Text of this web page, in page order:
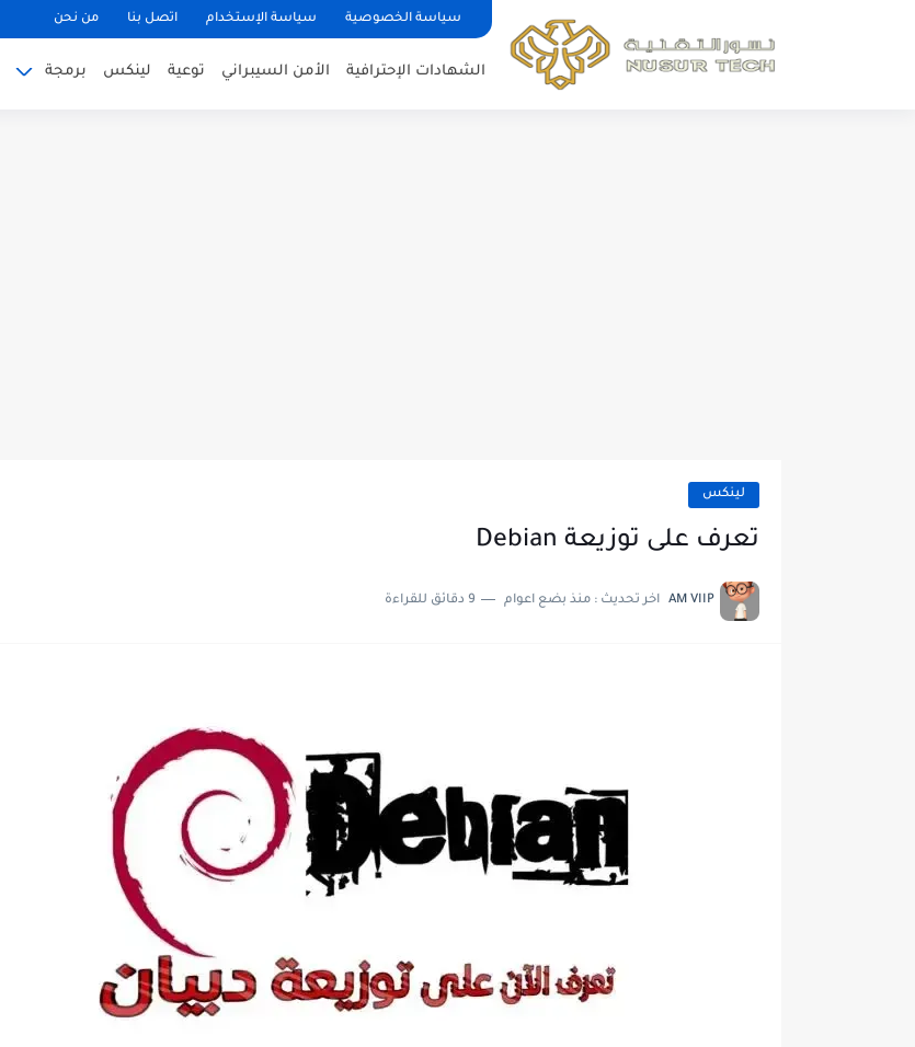
سياسة الخصوصية سياسة الإستخدام اتصل بنا من نحن
الشهادات الإحترافية الأمن السيبراني توعية لينكس برمجة
لينكس
تعرف على توزيعة Debian
AM VIIP اخر تحديث : منذ بضع اعوام 9 دقائق للقراءة